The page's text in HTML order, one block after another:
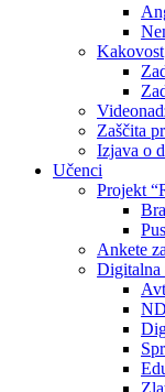
Kakovost
Zaščita
Izjava o
Učenci
Projekt
Ankete
Digitalna